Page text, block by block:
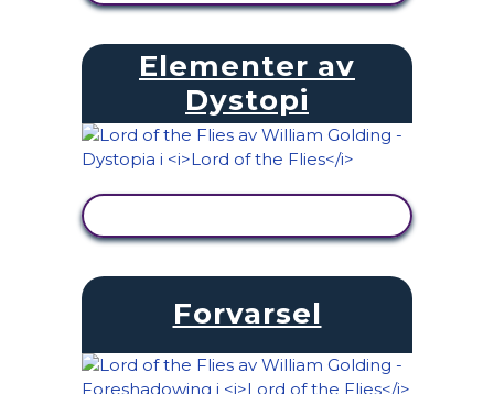
Elementer av
Dystopi
Forvarsel